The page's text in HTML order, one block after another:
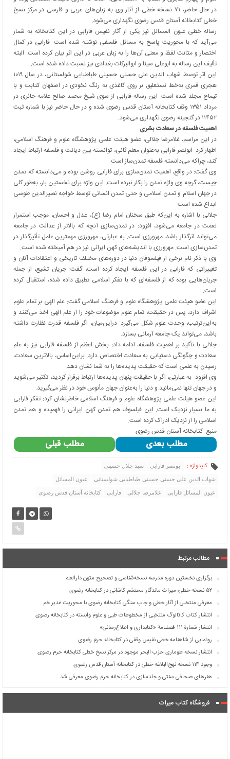
در حال حاضر، ۷۱ نسخه خطی از آثار وی به زبان‌های عربی و فارسی در مرکز نسخ
خطی کتابخانه آستان قدس رضوی نگهداری می‌شود.
رساله خطی عیون المسائل نیز یکی از آثار نفیس فارابی در این کتابخانه به شمار
می‌آید که با محوریت پاسخ به مسائل فلسفی نوشته شده است. فارابی در کمال
اختصار و متانت لفظ و معنی آن‌ها را به زبان عربی در این اثر بیان کرده است. البته
تألیف این رساله به ابوعلی سینا و ابوالبرکات بغدادی نیز نسبت داده شده است.
این اثر توسط شهاب الدین علی حسنی حسینی طباطبایی شولستانی، در سال ۱۰۱۹
هجری قمری به‌خط نستعلیق بر روی کاغذی به رنگ نخودی در اصفهان کتابت و با
تیماج مجلد شده است. این رساله فارابی از سوی شیخ محمد صالح علامه حائری در
مرداد ۱۳۵۱ وقف کتابخانه آستان قدس رضوی شده و در حال حاضر نیز با شماره ثبت
۱۱۴۵۲ در گنجینه رضوی نگهداری می‌شود.
اهمیت فلسفه در سعادت بشری
در این مراسم، غلامرضا جلالی، عضو هیئت علمی پژوهشگاه علوم و فرهنگ اسلامی،
اظهار کرد: ابونصر فارابی به‌عنوان معلم ثانی، توانسته بین دیانت و فلسفه ارتباط ایجاد
کند، چراکه می‌دانسته فلسفه تمدن‌ساز است.
وی گفت: در واقع، اهمیت تمدن‌سازی برای فارابی روشن بوده و می‌دانسته که تمدن
چیست، گرچه وی واژه تمدن را بکار نبرده است. این واژه برای نخستین بار، به‌طور کلی
در جهان اسلام و تمدن اسلامی و حتی تمدن انسانی توسط خواجه نصیرالدین طوسی
ابداع شده است.
جلالی با اشاره به این‌که طبق سخنان امام رضا (ع)، عدل و احسان، موجب استمرار
نعمت در جامعه می‌شود، افزود: در تمدن‌سازی آنچه که بالاتر از عدالت در جامعه
می‌تواند اثرگذار باشد، مهرورزی است. به عبارتی، مهرورزی مهمترین عامل تأثیرگذار در
تمدن‌سازی است. مهرورزی با اندیشه‌های کهن ایرانی نیز در هم آمیخته شده است.
وی با ذکر نام برخی از فیلسوفان دنیا در دوره‌های مختلف تاریخی و اعتقادات آنان و
تغییراتی که فارابی در این فلسفه ایجاد کرده است، گفت: جریان تشیع، از جمله
جریان‌هایی بوده که از فلسفه‌ای که با تفکر اسلامی تطبیق داده شده، استقبال کرده
است.
این عضو هیئت علمی پژوهشگاه علوم و فرهنگ اسلامی گفت: علم الهی بر تمام علوم
اشراف دارد، پس در حقیقت، تمام علوم موضوعات خود را از علم الهی اخذ می‌کنند و
به‌این‌ترتیب، وحدت علوم شکل می‌گیرد. دراین‌میان، اگر فلسفه قدرت نظارت داشته
باشد، می‌تواند یک جامعه آرمانی بسازد.
جلالی با تأکید بر اهمیت فلسفه، ادامه داد: بخش اعظم از فلسفه فارابی نیز به علم
سعادت و چگونگی دستیابی به سعادت اختصاص دارد. براین‌اساس، بالاترین سعادت،
رسیدن به علمی است که حقیقت پدیده‌ها را به شما نشان دهد.
وی افزود: به عبارتی، اگر با حقیقت پنهان پدیده‌ها ارتباط برقرار کردید، تکثیر می‌شوید
و در جهان تنها نمی‌مانید و دنیا را به‌عنوان جهان مأنوس خود در نظر می‌گیرید.
این عضو هیئت علمی پژوهشگاه علوم و فرهنگ اسلامی خاطرنشان کرد: تفکر فارابی
به ما بسیار نزدیک است. این فیلسوف هم تمدن کهن ایرانی را فهمیده و هم تمدن
اسلامی را از نزدیک ادراک کرده است.
منبع: کتابخانه آستان قدس رضوی
مطلب قبلی مطلب بعدی
کلیدواژه : ابونصر فارابی سید جلال حسینی
شهاب الدین علی حسنی حسینی طباطبایی شولستانی عیون المسائل
عیون المسائل فارابی غلامرضا جلالی فارابی کتابخانه آستان قدس رضوی
مطالب مرتبط
برگزاری نخستین دوره مدرسه نسخه‌شناسی و تصحیح متون دارالعلم
۵۲ نسخه خطی؛ میراث ماندگار محتشم کاشانی در کتابخانه رضوی
معرفی منتخبی از آثار خطی و چاپ سنگی کتابخانه رضوی با محوریت غدیر خم
انتشار کتاب کاتالوگ منتخبی از مخطوطات طبی و علوم وابسته در کتابخانه رضوی
انتشار شمارۀ ۱۱۱ فصلنامۀ «کتابداری و اطلاع‌رسانی»
رونمایی از شاهنامه خطی نفیس وقفی در کتابخانه حرم رضوی
انتشار نسخه طوماری حزب البحر موجود در مرکز نسخ خطی کتابخانه حرم رضوی
وجود ۱۱۴ نسخه نهج‌البلاغه خطی در کتابخانه آستان قدس رضوی
هنرهای صحافی سنتی و جلدسازی در کتابخانه حرم رضوی معرفی شد
فروشگاه کتاب میراث